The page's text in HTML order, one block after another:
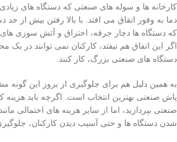
کارخانه ها و سوله های صنعتی که دستگاه های
دما به وفور اتفاق می افتد. با بالا رفتن بیش از حد
که دستگاه ها دچار جرقه، احتراق و آتش سوزی
اگر این اتفاق هم نیفتد، کارکنان نمی توانند در یک
دستگاه های صنعتی بزرگ، کار کنند.
به همین دلیل هم برای جلوگیری از بروز این گونه
پاش صنعتی بهترین انتخاب است. اگرچه باید
صنعتی بپردازید، اما از سایر هزینه های احتمالی
شدن دستگاه ها و حتی آسیب دیدن کارکنان،